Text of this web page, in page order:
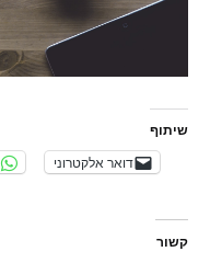
שיתוף
דואר אלקטרוני
קשור